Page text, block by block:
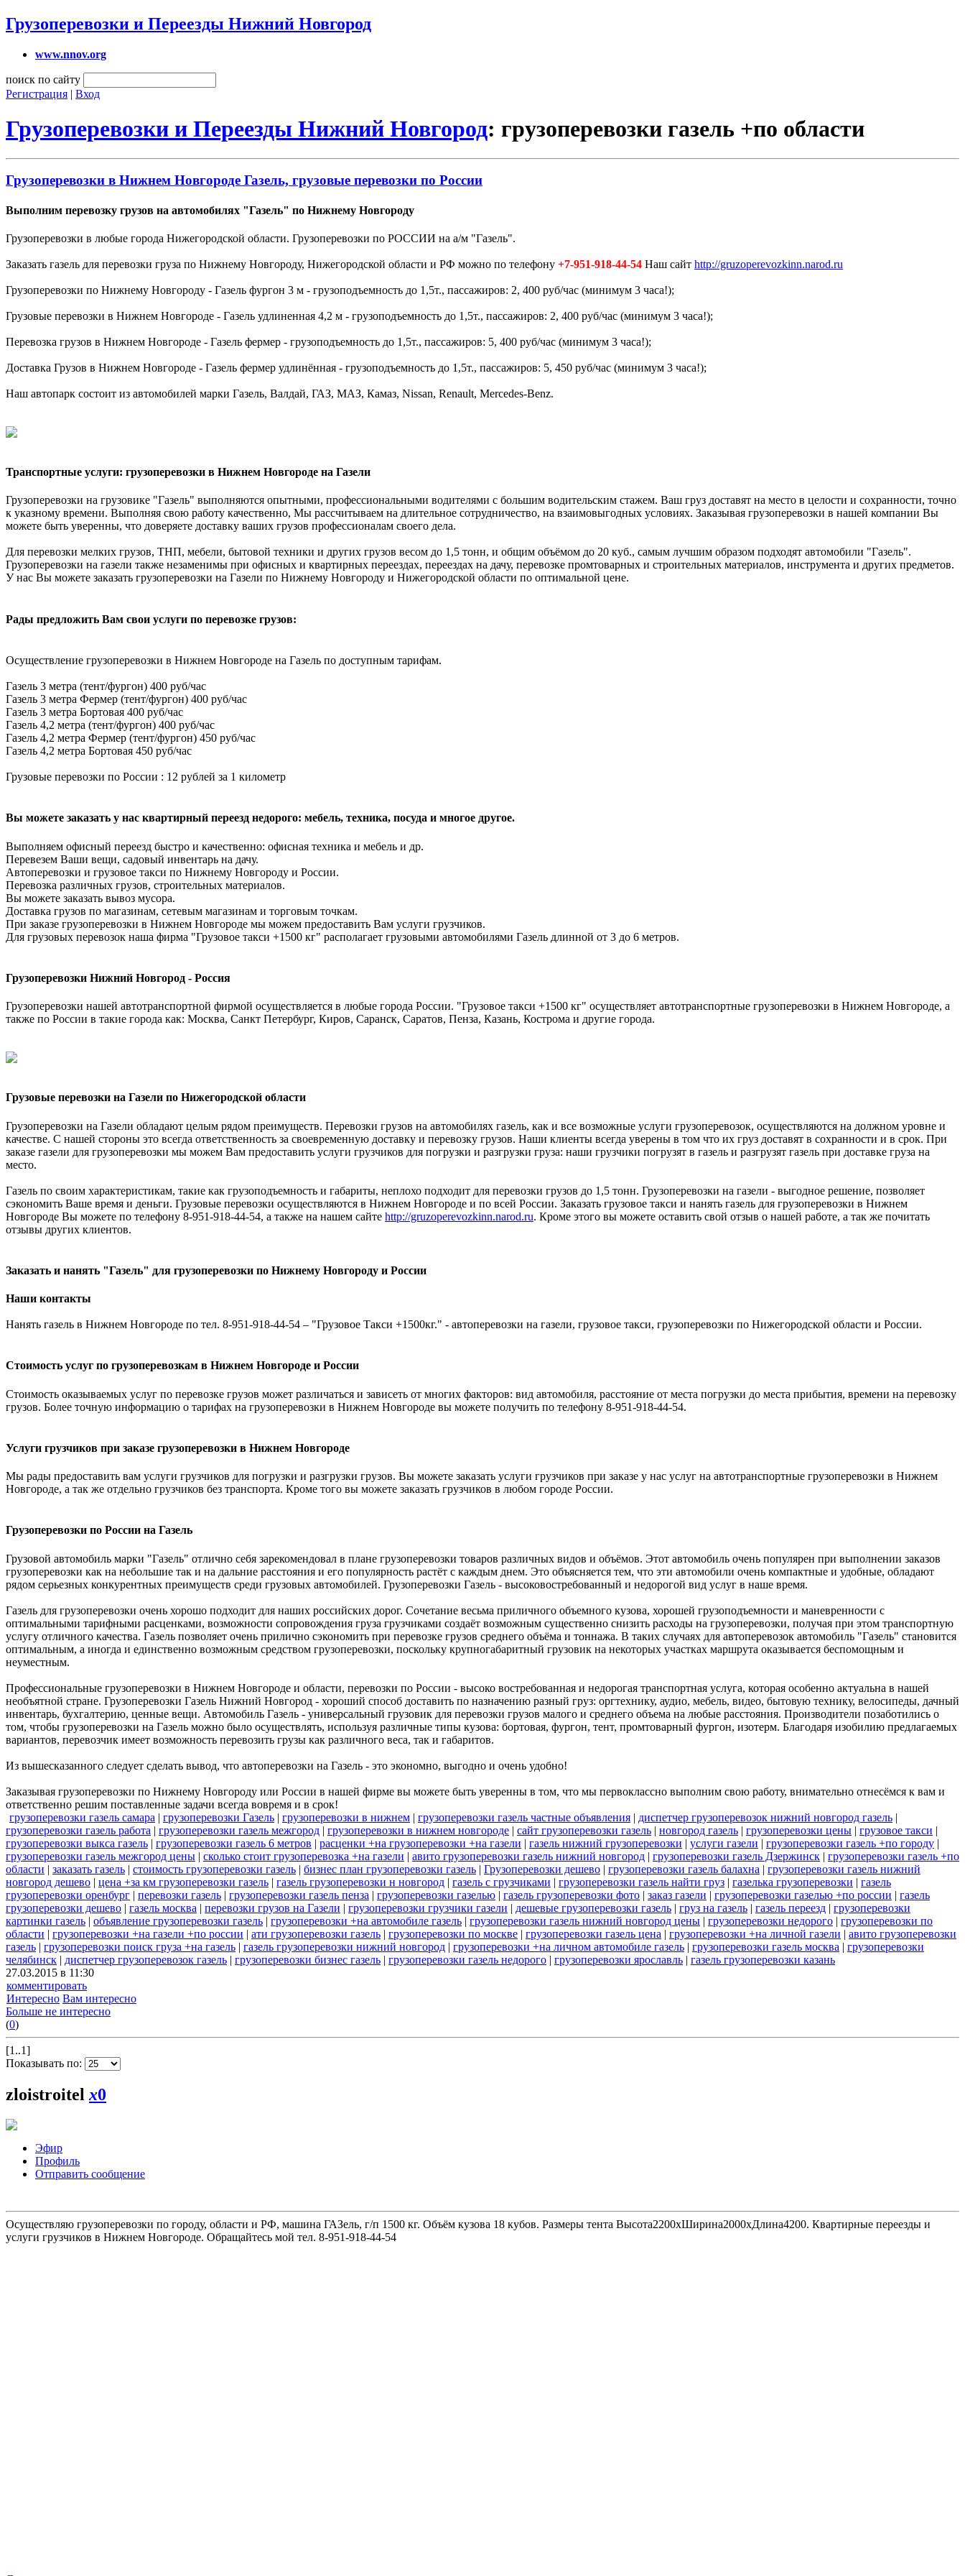
Грузоперевозки и Переезды Нижний Новгород
www.nnov.org
поиск по сайту
Регистрация | Вход
Грузоперевозки и Переезды Нижний Новгород: грузоперевозки газель +по области
Грузоперевозки в Нижнем Новгороде Газель, грузовые перевозки по России
Выполним перевозку грузов на автомобилях "Газель" по Нижнему Новгороду
Грузоперевозки в любые города Нижегородской области. Грузоперевозки по РОССИИ на а/м "Газель".
Заказать газель для перевозки груза по Нижнему Новгороду, Нижегородской области и РФ можно по телефону +7-951-918-44-54 Наш сайт http://gruzoperevozkinn.narod.ru
Грузоперевозки по Нижнему Новгороду - Газель фургон 3 м - грузоподъемность до 1,5т., пассажиров: 2, 400 руб/час (минимум 3 часа!);
Грузовые перевозки в Нижнем Новгороде - Газель удлиненная 4,2 м - грузоподъемность до 1,5т., пассажиров: 2, 400 руб/час (минимум 3 часа!);
Перевозка грузов в Нижнем Новгороде - Газель фермер - грузоподъемность до 1,5т., пассажиров: 5, 400 руб/час (минимум 3 часа!);
Доставка Грузов в Нижнем Новгороде - Газель фермер удлинённая - грузоподъемность до 1,5т., пассажиров: 5, 450 руб/час (минимум 3 часа!);
Наш автопарк состоит из автомобилей марки Газель, Валдай, ГАЗ, МАЗ, Камаз, Nissan, Renault, Mercedes-Benz.
Транспортные услуги: грузоперевозки в Нижнем Новгороде на Газели
Грузоперевозки на грузовике "Газель" выполняются опытными, профессиональными водителями с большим водительским стажем. Ваш груз доставят на место в целости и сохранности, точно
к указному времени. Выполняя свою работу качественно, Мы рассчитываем на длительное сотрудничество, на взаимовыгодных условиях. Заказывая грузоперевозки в нашей компании Вы
можете быть уверенны, что доверяете доставку ваших грузов профессионалам своего дела.
Для перевозки мелких грузов, ТНП, мебели, бытовой техники и других грузов весом до 1,5 тонн, и общим объёмом до 20 куб., самым лучшим образом подходят автомобили "Газель".
Грузоперевозки на газели также незаменимы при офисных и квартирных переездах, переездах на дачу, перевозке промтоварных и строительных материалов, инструмента и других предметов.
У нас Вы можете заказать грузоперевозки на Газели по Нижнему Новгороду и Нижегородской области по оптимальной цене.
Рады предложить Вам свои услуги по перевозке грузов:
Осуществление грузоперевозки в Нижнем Новгороде на Газель по доступным тарифам.
Газель 3 метра (тент/фургон) 400 руб/час
Газель 3 метра Фермер (тент/фургон) 400 руб/час
Газель 3 метра Бортовая 400 руб/час
Газель 4,2 метра (тент/фургон) 400 руб/час
Газель 4,2 метра Фермер (тент/фургон) 450 руб/час
Газель 4,2 метра Бортовая 450 руб/час
Грузовые перевозки по России : 12 рублей за 1 километр
Вы можете заказать у нас квартирный переезд недорого: мебель, техника, посуда и многое другое.
Выполняем офисный переезд быстро и качественно: офисная техника и мебель и др.
Перевезем Ваши вещи, садовый инвентарь на дачу.
Автоперевозки и грузовое такси по Нижнему Новгороду и России.
Перевозка различных грузов, строительных материалов.
Вы можете заказать вывоз мусора.
Доставка грузов по магазинам, сетевым магазинам и торговым точкам.
При заказе грузоперевозки в Нижнем Новгороде мы можем предоставить Вам услуги грузчиков.
Для грузовых перевозок наша фирма "Грузовое такси +1500 кг" располагает грузовыми автомобилями Газель длинной от 3 до 6 метров.
Грузоперевозки Нижний Новгород - Россия
Грузоперевозки нашей автотранспортной фирмой осуществляется в любые города России. "Грузовое такси +1500 кг" осуществляет автотранспортные грузоперевозки в Нижнем Новгороде, а
также по России в такие города как: Москва, Санкт Петербург, Киров, Саранск, Саратов, Пенза, Казань, Кострома и другие города.
Грузовые перевозки на Газели по Нижегородской области
Грузоперевозки на Газели обладают целым рядом преимуществ. Перевозки грузов на автомобилях газель, как и все возможные услуги грузоперевозок, осуществляются на должном уровне и
качестве. С нашей стороны это всегда ответственность за своевременную доставку и перевозку грузов. Наши клиенты всегда уверены в том что их груз доставят в сохранности и в срок. При
заказе газели для грузоперевозки мы можем Вам предоставить услуги грузчиков для погрузки и разгрузки груза: наши грузчики погрузят в газель и разгрузят газель при доставке груза на
место.
Газель по своим характеристикам, такие как грузоподъемность и габариты, неплохо подходит для перевозки грузов до 1,5 тонн. Грузоперевозки на газели - выгодное решение, позволяет
сэкономить Ваше время и деньги. Грузовые перевозки осуществляются в Нижнем Новгороде и по всей России. Заказать грузовое такси и нанять газель для грузоперевозки в Нижнем
Новгороде Вы можете по телефону 8-951-918-44-54, а также на нашем сайте http://gruzoperevozkinn.narod.ru. Кроме этого вы можете оставить свой отзыв о нашей работе, а так же почитать
отзывы других клиентов.
Заказать и нанять "Газель" для грузоперевозки по Нижнему Новгороду и России
Наши контакты
Нанять газель в Нижнем Новгороде по тел. 8-951-918-44-54 – "Грузовое Такси +1500кг." - автоперевозки на газели, грузовое такси, грузоперевозки по Нижегородской области и России.
Стоимость услуг по грузоперевозкам в Нижнем Новгороде и России
Стоимость оказываемых услуг по перевозке грузов может различаться и зависеть от многих факторов: вид автомобиля, расстояние от места погрузки до места прибытия, времени на перевозку
грузов. Более точную информацию о тарифах на грузоперевозки в Нижнем Новгороде вы можете получить по телефону 8-951-918-44-54.
Услуги грузчиков при заказе грузоперевозки в Нижнем Новгороде
Мы рады предоставить вам услуги грузчиков для погрузки и разгрузки грузов. Вы можете заказать услуги грузчиков при заказе у нас услуг на автотранспортные грузоперевозки в Нижнем
Новгороде, а так же отдельно грузчиков без транспорта. Кроме того вы можете заказать грузчиков в любом городе России.
Грузоперевозки по России на Газель
Грузовой автомобиль марки "Газель" отлично себя зарекомендовал в плане грузоперевозки товаров различных видов и объёмов. Этот автомобиль очень популярен при выполнении заказов
грузоперевозки как на небольшие так и на дальние расстояния и его популярность растёт с каждым днем. Это объясняется тем, что эти автомобили очень компактные и удобные, обладают
рядом серьезных конкурентных преимуществ среди грузовых автомобилей. Грузоперевозки Газель - высоковостребованный и недорогой вид услуг в наше время.
Газель для грузоперевозки очень хорошо подходит для наших российских дорог. Сочетание весьма приличного объемного кузова, хорошей грузоподъемности и маневренности с
оптимальными тарифными расценками, возможности сопровождения груза грузчиками создаёт возможным существенно снизить расходы на грузоперевозки, получая при этом транспортную
услугу отличного качества. Газель позволяет очень прилично сэкономить при перевозке грузов среднего объёма и тоннажа. В таких случаях для автоперевозок автомобиль "Газель" становится
оптимальным, а иногда и единственно возможным средством грузоперевозки, поскольку крупногабаритный грузовик на некоторых участках маршрута оказывается беспомощным и
неуместным.
Профессиональные грузоперевозки в Нижнем Новгороде и области, перевозки по России - высоко востребованная и недорогая транспортная услуга, которая особенно актуальна в нашей
необъятной стране. Грузоперевозки Газель Нижний Новгород - хороший способ доставить по назначению разный груз: оргтехнику, аудио, мебель, видео, бытовую технику, велосипеды, дачный
инвентарь, бухгалтерию, ценные вещи. Автомобиль Газель - универсальный грузовик для перевозки грузов малого и среднего объема на любые расстояния. Производители позаботились о
том, чтобы грузоперевозки на Газель можно было осуществлять, используя различные типы кузова: бортовая, фургон, тент, промтоварный фургон, изотерм. Благодаря изобилию предлагаемых
вариантов, перевозчик имеет возможность перевозить грузы как различного веса, так и габаритов.
Из вышесказанного следует сделать вывод, что автоперевозки на Газель - это экономно, выгодно и очень удобно!
Заказывая грузоперевозки по Нижнему Новгороду или России в нашей фирме вы можете быть уверенны в том, что мы первоклассно выполним свою работу, внимательно отнесёмся к вам и
ответственно решим поставленные задачи всегда вовремя и в срок!
грузоперевозки газель самара | грузоперевозки Газель | грузоперевозки в нижнем | грузоперевозки газель частные объявления | диспетчер грузоперевозок нижний новгород газель |
грузоперевозки газель работа | грузоперевозки газель межгород | грузоперевозки в нижнем новгороде | сайт грузоперевозки газель | новгород газель | грузоперевозки цены | грузовое такси |
грузоперевозки выкса газель | грузоперевозки газель 6 метров | расценки +на грузоперевозки +на газели | газель нижний грузоперевозки | услуги газели | грузоперевозки газель +по городу |
грузоперевозки газель межгород цены | сколько стоит грузоперевозка +на газели | авито грузоперевозки газель нижний новгород | грузоперевозки газель Дзержинск | грузоперевозки газель +по
области | заказать газель | стоимость грузоперевозки газель | бизнес план грузоперевозки газель | Грузоперевозки дешево | грузоперевозки газель балахна | грузоперевозки газель нижний
новгород дешево | цена +за км грузоперевозки газель | газель грузоперевозки н новгород | газель с грузчиками | грузоперевозки газель найти груз | газелька грузоперевозки | газель
грузоперевозки оренбург | перевозки газель | грузоперевозки газель пенза | грузоперевозки газелью | газель грузоперевозки фото | заказ газели | грузоперевозки газелью +по россии | газель
грузоперевозки дешево | газель москва | перевозки грузов на Газели | грузоперевозки грузчики газели | дешевые грузоперевозки газель | груз на газель | газель переезд | грузоперевозки
картинки газель | объявление грузоперевозки газель | грузоперевозки +на автомобиле газель | грузоперевозки газель нижний новгород цены | грузоперевозки недорого | грузоперевозки по
области | грузоперевозки +на газели +по россии | ати грузоперевозки газель | грузоперевозки по москве | грузоперевозки газель цена | грузоперевозки +на личной газели | авито грузоперевозки
газель | грузоперевозки поиск груза +на газель | газель грузоперевозки нижний новгород | грузоперевозки +на личном автомобиле газель | грузоперевозки газель москва | грузоперевозки
челябинск | диспетчер грузоперевозок газель | грузоперевозки бизнес газель | грузоперевозки газель недорого | грузоперевозки ярославль | газель грузоперевозки казань
27.03.2015 в 11:30
комментировать
Интересно Вам интересно
Больше не интересно
(0)
[1..1]
Показывать по:
zloistroitel x0
Эфир
Профиль
Отправить сообщение
Осуществляю грузоперевозки по городу, области и РФ, машина ГАЗель, г/п 1500 кг. Объём кузова 18 кубов. Размеры тента Высота2200хШирина2000хДлина4200. Квартирные переезды и
услуги грузчиков в Нижнем Новгороде. Обращайтесь мой тел. 8-951-918-44-54